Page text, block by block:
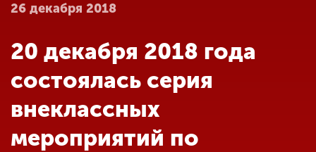
Абитуриенту
Обучение
26 декабря 2018
20 декабря 2018 года
состоялась серия
внеклассных
мероприятий по